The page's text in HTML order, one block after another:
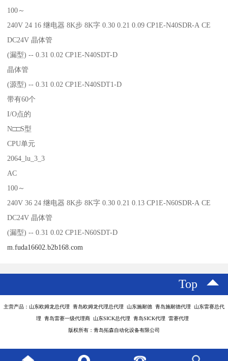
100～
240V 24 16 继电器 8K步 8K字 0.30 0.21 0.09 CP1E-N40SDR-A CE
DC24V 晶体管
(漏型) -- 0.31 0.02 CP1E-N40SDT-D
晶体管
(源型) -- 0.31 0.02 CP1E-N40SDT1-D
带有60个
I/O点的
N□□S型
CPU单元
2064_lu_3_3
AC
100～
240V 36 24 继电器 8K步 8K字 0.30 0.21 0.13 CP1E-N60SDR-A CE
DC24V 晶体管
(漏型) -- 0.31 0.02 CP1E-N60SDT-D
m.fuda16602.b2b168.com
Top
主营产品：山东欧姆龙总代理 青岛欧姆龙代理总代理 山东施耐德 青岛施耐德代理 山东雷赛总代
理 青岛雷赛一级代理商 山东SICK总代理 青岛SICK代理 雷赛代理
版权所有：青岛拓森自动化设备有限公司